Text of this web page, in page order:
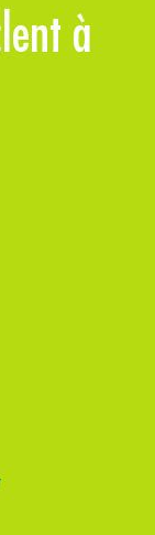
à